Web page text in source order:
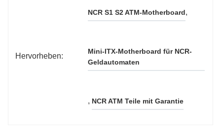
Hervorheben:
NCR S1 S2 ATM-Motherboard,
Mini-ITX-Motherboard für NCR-
Geldautomaten
, NCR ATM Teile mit Garantie